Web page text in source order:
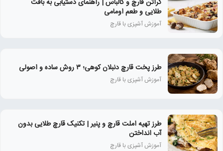
گراتن قارچ و کالباس | راهنمای دستیابی به بافت
طلایی و طعم اومامی
آموزش آشپزی با قارچ
طرز پخت قارچ دنبلان کوهی؛ ۳ روش ساده و اصولی
آموزش آشپزی با قارچ
طرز تهیه املت قارچ و پنیر | تکنیک قارچ طلایی بدون
آب انداختن
آموزش آشپزی با قارچ